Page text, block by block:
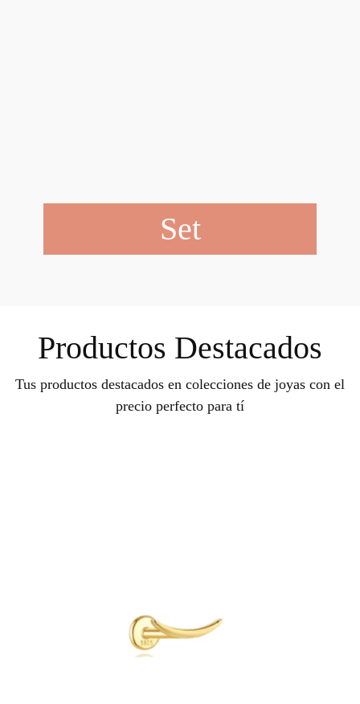
Set
Productos Destacados
Tus productos destacados en colecciones de joyas con el
precio perfecto para tí